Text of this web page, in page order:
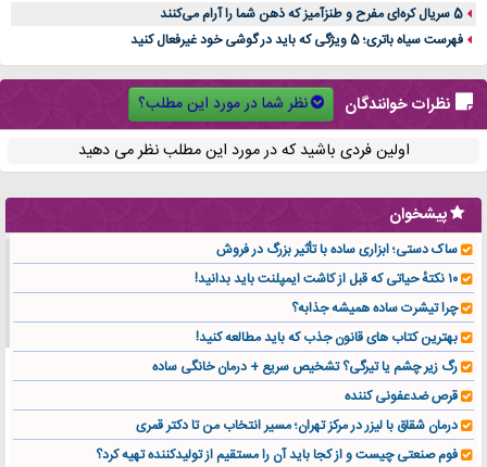
5 سریال کره‌ای مفرح و طنزآمیز که ذهن شما را آرام می‌کنند
فهرست سیاه باتری؛ 5 ویژگی که باید در گوشی خود غیرفعال کنید
نظرات خوانندگان
نظر شما در مورد این مطلب؟
اولین فردی باشید که در مورد این مطلب نظر می دهید
پیشخوان
ساک دستی؛ ابزاری ساده با تأثیر بزرگ در فروش
۱۰ نکتهٔ حیاتی که قبل از کاشت ایمپلنت باید بدانید!
چرا تیشرت ساده همیشه جذابه؟
بهترین کتاب های قانون جذب که باید مطالعه کنید!
رگ زیر چشم یا تیرگی؟ تشخیص سریع + درمان خانگی ساده
قرص ضدعفونی کننده
درمان شقاق با لیزر در مرکز تهران؛ مسیر انتخاب من تا دکتر قمری
فوم صنعتی چیست و از کجا باید آن را مستقیم از تولیدکننده تهیه کرد؟